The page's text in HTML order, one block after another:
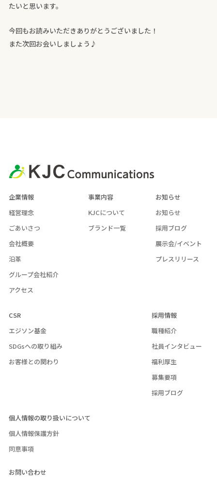
たいと思います。
今回もお読みいただきありがとうございました！
また次回お会いしましょう♪
企業情報
経営理念
ごあいさつ
会社概要
沿革
グループ会社紹介
アクセス
事業内容
KJCについて
ブランド一覧
お知らせ
お知らせ
採用ブログ
展示会/イベント
プレスリリース
CSR
エジソン基金
SDGsへの取り組み
お客様との関わり
採用情報
職種紹介
社員インタビュー
福利厚生
募集要項
採用ブログ
個人情報の取り扱いについて
個人情報保護方針
同意事項
お問い合わせ